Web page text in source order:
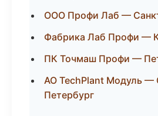
ООО Профи Лаб —
Фабрика Лаб Профи —
ПК Точмаш Профи —
АО TechPlant Модуль —
Петербург